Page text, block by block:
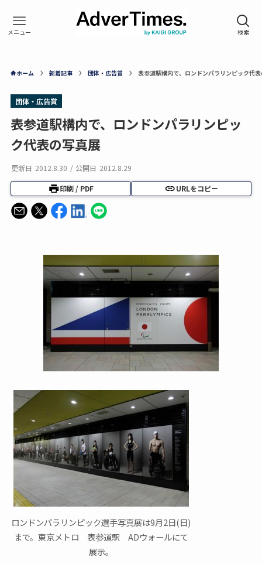
ホーム 新着記事 団体・広告賞 表参道駅構内で、ロンドンパラリンピック代
団体・広告賞
表参道駅構内で、ロンドンパラリンピッ
ク代表の写真展
更新日 2012.8.30 / 公開日 2012.8.29
印刷 / PDF URLをコピー
ロンドンパラリンピック選手写真展は9月2日(日)
まで。東京メトロ 表参道駅 ADウォールにて
展示。